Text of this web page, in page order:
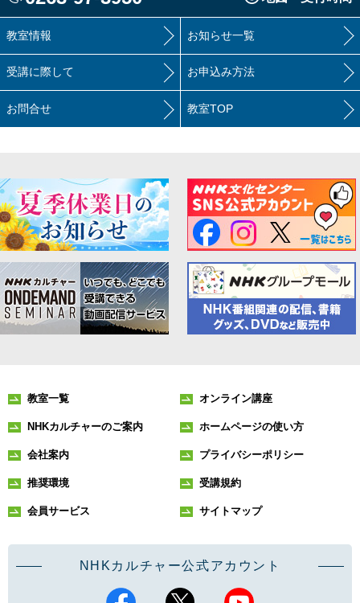
教室情報 お知らせ一覧
受講に際して お申込み方法
お問合せ 教室TOP
教室一覧 オンライン講座
NHKカルチャーのご案内 ホームページの使い方
会社案内 プライバシーポリシー
推奨環境 受講規約
会員サービス サイトマップ
NHKカルチャー公式アカウント